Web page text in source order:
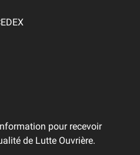
pour recevoir
de Lutte Ouvrière.